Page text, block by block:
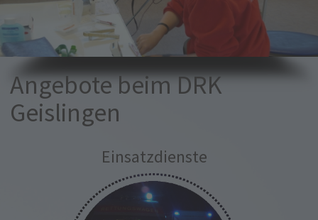
Angebote beim DRK
Geislingen
Einsatzdienste